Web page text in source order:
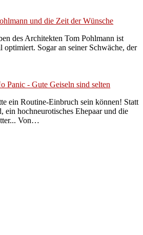
und die Zeit der Wünsche
des Architekten Tom Pohlmann ist
optimiert. Sogar an seiner Schwäche, der
Panic - Gute Geiseln sind selten
ein Routine-Einbruch sein können! Statt
ein hochneurotisches Ehepaar und die
Von…